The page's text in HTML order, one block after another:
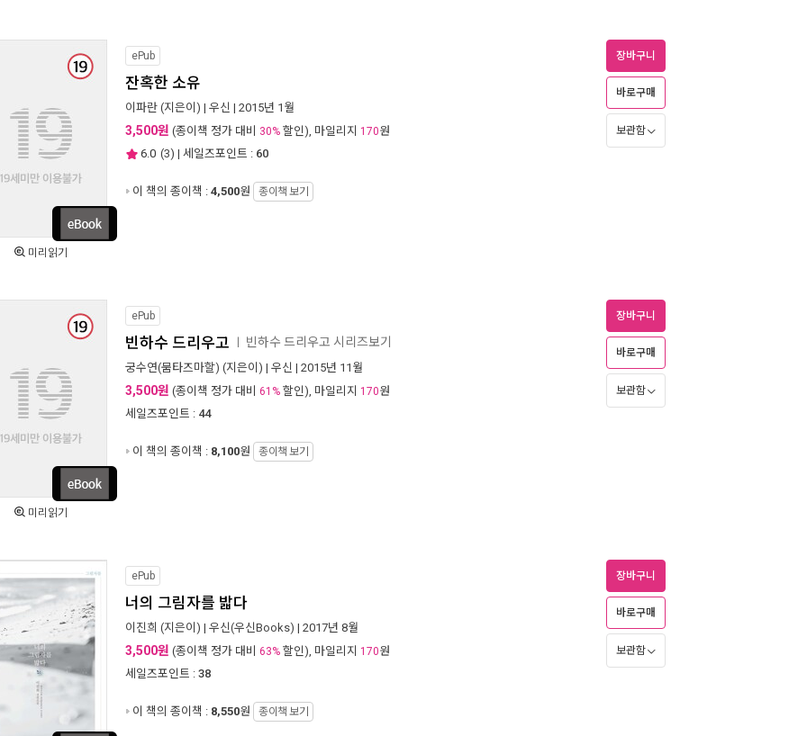
미리읽기
ePub
잔혹한 소유
이파란 (지은이) | 우신 | 2015년 1월
3,500원 (종이책 정가 대비 30% 할인), 마일리지 170원
6.0 (3) | 세일즈포인트 : 60
이 책의 종이책 : 4,500원 종이책 보기
장바구니
바로구매
보관함
미리읽기
ePub
빈하수 드리우고 빈하수 드리우고 시리즈보기
궁수연(뭄타즈마할) (지은이) | 우신 | 2015년 11월
3,500원 (종이책 정가 대비 61% 할인), 마일리지 170원
세일즈포인트 : 44
이 책의 종이책 : 8,100원 종이책 보기
장바구니
바로구매
보관함
ePub
너의 그림자를 밟다
이진희 (지은이) | 우신(우신Books) | 2017년 8월
3,500원 (종이책 정가 대비 63% 할인), 마일리지 170원
세일즈포인트 : 38
이 책의 종이책 : 8,550원 종이책 보기
장바구니
바로구매
보관함